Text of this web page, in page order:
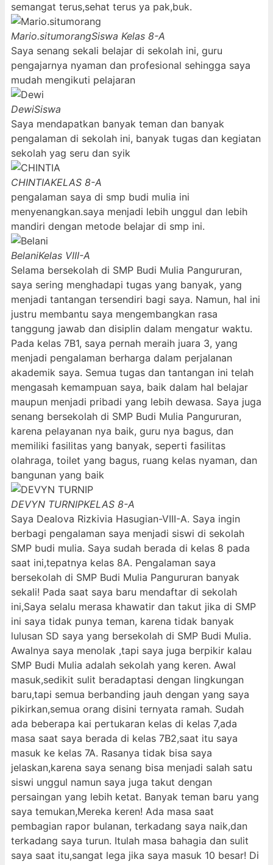
semangat terus,sehat terus ya pak,buk.
Mario.situmorangSiswa Kelas 8-A
Saya senang sekali belajar di sekolah ini, guru
pengajarnya nyaman dan profesional sehingga saya
mudah mengikuti pelajaran
DewiSiswa
Saya mendapatkan banyak teman dan banyak
pengalaman di sekolah ini, banyak tugas dan kegiatan
sekolah yag seru dan syik
CHINTIAKELAS 8-A
pengalaman saya di smp budi mulia ini
menyenangkan.saya menjadi lebih unggul dan lebih
mandiri dengan metode belajar di smp ini.
BelaniKelas VIII-A
Selama bersekolah di SMP Budi Mulia Pangururan,
saya sering menghadapi tugas yang banyak, yang
menjadi tantangan tersendiri bagi saya. Namun, hal ini
justru membantu saya mengembangkan rasa
tanggung jawab dan disiplin dalam mengatur waktu.
Pada kelas 7B1, saya pernah meraih juara 3, yang
menjadi pengalaman berharga dalam perjalanan
akademik saya. Semua tugas dan tantangan ini telah
mengasah kemampuan saya, baik dalam hal belajar
maupun menjadi pribadi yang lebih dewasa. Saya juga
senang bersekolah di SMP Budi Mulia Pangururan,
karena pelayanan nya baik, guru nya bagus, dan
memiliki fasilitas yang banyak, seperti fasilitas
olahraga, toilet yang bagus, ruang kelas nyaman, dan
bangunan yang baik
DEVYN TURNIPKELAS 8-A
Saya Dealova Rizkivia Hasugian-VIII-A. Saya ingin
berbagi pengalaman saya menjadi siswi di sekolah
SMP budi mulia. Saya sudah berada di kelas 8 pada
saat ini,tepatnya kelas 8A. Pengalaman saya
bersekolah di SMP Budi Mulia Pangururan banyak
sekali! Pada saat saya baru mendaftar di sekolah
ini,Saya selalu merasa khawatir dan takut jika di SMP
ini saya tidak punya teman, karena tidak banyak
lulusan SD saya yang bersekolah di SMP Budi Mulia.
Awalnya saya menolak ,tapi saya juga berpikir kalau
SMP Budi Mulia adalah sekolah yang keren. Awal
masuk,sedikit sulit beradaptasi dengan lingkungan
baru,tapi semua berbanding jauh dengan yang saya
pikirkan,semua orang disini ternyata ramah. Sudah
ada beberapa kai pertukaran kelas di kelas 7,ada
masa saat saya berada di kelas 7B2,saat itu saya
masuk ke kelas 7A. Rasanya tidak bisa saya
jelaskan,karena saya senang bisa menjadi salah satu
siswi unggul namun saya juga takut dengan
persaingan yang lebih ketat. Banyak teman baru yang
saya temukan,Mereka keren! Ada masa saat
pembagian rapor bulanan, terkadang saya naik,dan
terkadang saya turun. Itulah masa bahagia dan sulit
saya saat itu,sangat lega jika saya masuk 10 besar! Di